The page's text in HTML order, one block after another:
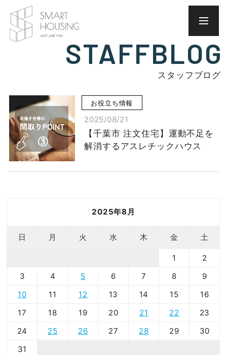
STAFFBLOG
スタッフブログ
お役立ち情報
2025/08/21
【千葉市 注文住宅】運動不足を
解消するアスレチックハウス
2025年8月
日 月 火 水 木 金 土
1
2
3
4 5 6 7 8
9
10
11 12 13 14 15
16
17
18 19 20 21 22
23
24
25 26 27 28 29
30
31